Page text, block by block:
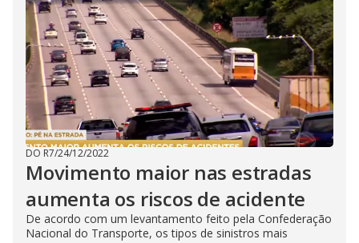
DO R7/24/12/2022
Movimento maior nas estradas
aumenta os riscos de acidente
De acordo com um levantamento feito pela Confederação
Nacional do Transporte, os tipos de sinistros mais